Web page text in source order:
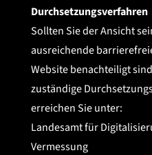
Durchsetzungsverfahren
Sollten Sie der Ansicht
ausreichende
Website benachteiligt
zuständige
erreichen Sie unter:
Landesamt für
Vermessung